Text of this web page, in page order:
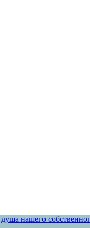
нашего